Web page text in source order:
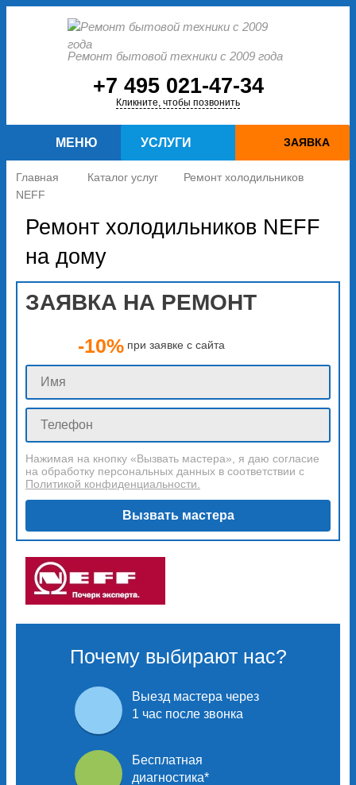
Ремонт бытовой техники с 2009 года
+7 495 021-47-34
Кликните, чтобы позвонить
УСЛУГИ
МЕНЮ ЗАЯВКА
Главная Каталог услуг
Ремонт холодильников
NEFF
Ремонт холодильников NEFF
на дому
ЗАЯВКА НА РЕМОНТ
-10% при заявке с сайта
Нажимая на кнопку «Вызвать мастера», я даю согласие
на обработку персональных данных в соответствии с
Политикой конфиденциальности.
Вызвать мастера
Почему выбирают нас?
Выезд мастера через
1 час после звонка
Бесплатная
диагностика*